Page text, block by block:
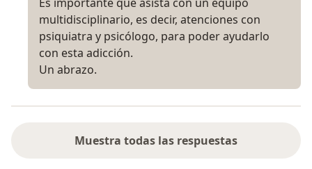
multidisciplinario, es decir, atenciones con
psiquiatra y psicólogo, para poder ayudarlo
con esta adicción.
Un abrazo.
Muestra todas las respuestas